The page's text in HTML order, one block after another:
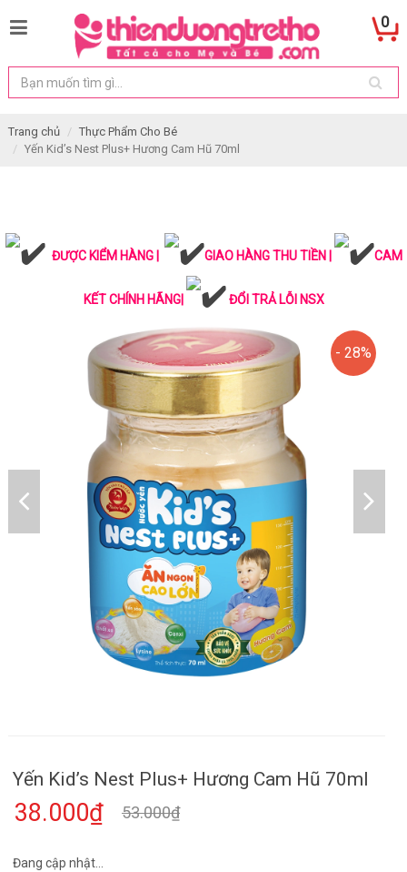
0
Trang chủ
Thực Phẩm Cho Bé
Yến Kid’s Nest Plus+ Hương Cam Hũ 70ml
ĐƯỢC KIỂM HÀNG | GIAO HÀNG THU TIỀN | CAM
KẾT CHÍNH HÃNG| ĐỔI TRẢ LỖI NSX
- 28%
Yến Kid’s Nest Plus+ Hương Cam Hũ 70ml
38.000₫ 53.000₫
Đang cập nhật...